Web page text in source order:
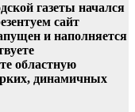
газеты начался
сайт
и наполняется
областную
динамичных